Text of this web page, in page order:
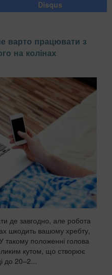
Disqus
варто працювати з
на колінах
де завгодно, але робота
шкодить вашому хребту,
такому положенні голова
кутом, що створює
20–2...